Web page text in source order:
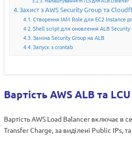
Захист з AWS Security Group та
Створення IAM Role для EC2 Instance
Shell script для оновлення ALB Security
Заміна Security Group на ALB
Запуск з crontab
Вартість AWS ALB та LCU
Вартість AWS Load Balancer включає в
Transfer Charge, за виділені Public IPs,